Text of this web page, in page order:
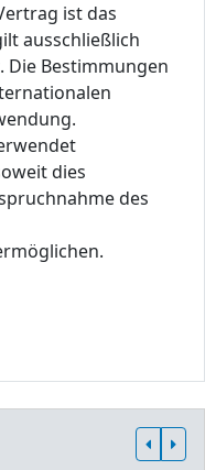
ist das
ausschließlich
Die Bestimmungen
dies
des